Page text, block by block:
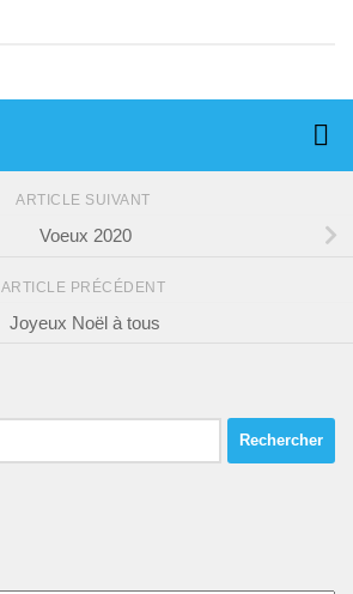
ARTICLE SUIVANT
Voeux 2020
ARTICLE PRÉCÉDENT
Joyeux Noël à tous